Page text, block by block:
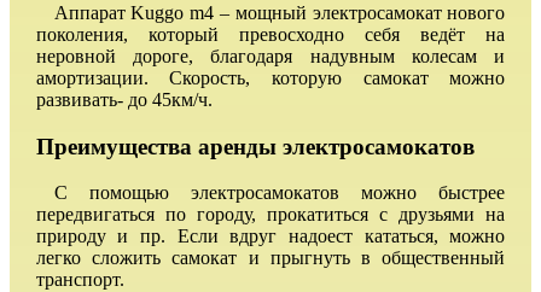
Аппарат Kuggo m4 – мощный электросамокат нового
поколения, который превосходно себя ведёт на
неровной дороге, благодаря надувным колесам и
амортизации. Скорость, которую самокат можно
развивать- до 45км/ч.
Преимущества аренды электросамокатов
С помощью электросамокатов можно быстрее
передвигаться по городу, прокатиться с друзьями на
природу и пр. Если вдруг надоест кататься, можно
легко сложить самокат и прыгнуть в общественный
транспорт.